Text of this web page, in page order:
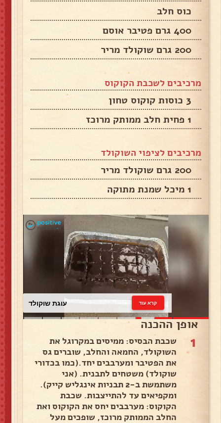
כוס חלב
400 גרם פטיבר אוסם
200 גרם שוקולד מריר
מרכיבים לשכבת הקוקוס
3 כוסות קוקוס טחון
1 פחית חלב ממותק מרוכז
מרכיבים לציפוי השוקולד
200 גרם שוקולד מריר
1 מיכל שמנת מתוקה
עוגת שוקולד קרא עוד
אופן ההכנה
1
שכבת הבסיס: ממיסים במקרוגל את
השוקולד, החמאה והחלב, שוברים גס
את הפטיבר ומערבבים יחד.(כמו בכדורי
שוקולד) משטחים לתבנית. (אני
משתמשת ב-2 תבניות אינגליש קייק).
ומקפיאים עד להתייצבות. שכבת
הקוקוס: מערבבים יחס את הקוקוס ואת
החלב הממותק מרוכז, שופכים מעל